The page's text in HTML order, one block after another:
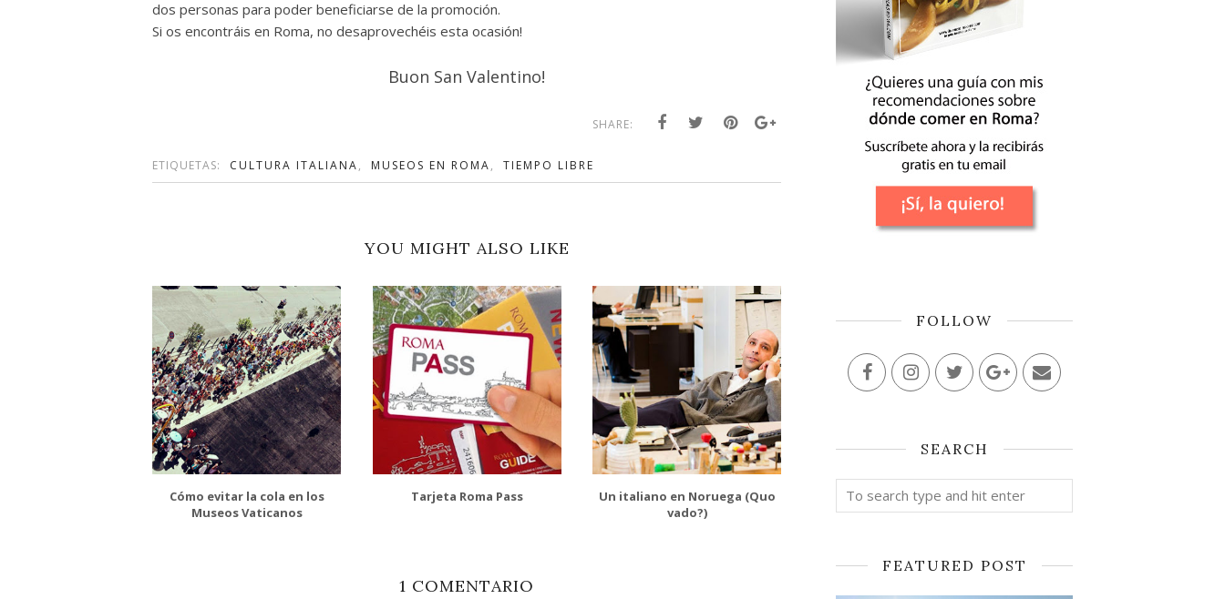
dos personas para poder beneficiarse de la promoción.
Si os encontráis en Roma, no desaprovechéis esta ocasión!
Buon San Valentino!
SHARE:
ETIQUETAS: CULTURA ITALIANA, MUSEOS EN ROMA, TIEMPO LIBRE
YOU MIGHT ALSO LIKE
Cómo evitar la cola en los
Museos Vaticanos
Tarjeta Roma Pass
Un italiano en Noruega (Quo
vado?)
1 COMENTARIO
FOLLOW
SEARCH
FEATURED POST